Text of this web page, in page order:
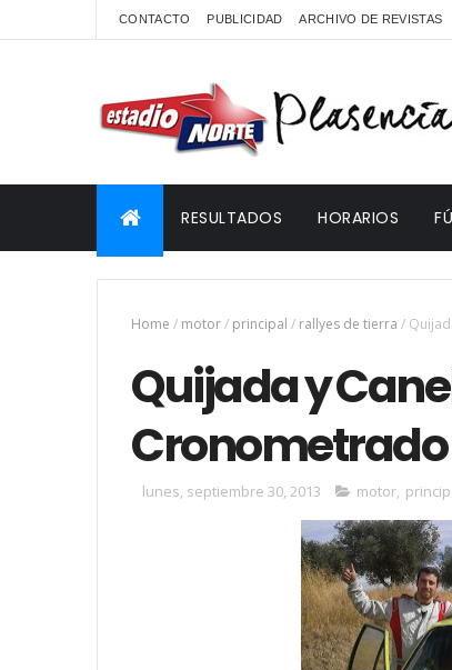
CONTACTO PUBLICIDAD ARCHIVO DE REVISTAS
RESULTADOS HORARIOS
Home / motor/ principal / rallyes de tierra /
Quijada y
lunes, septiembre 30, 2013 motor,